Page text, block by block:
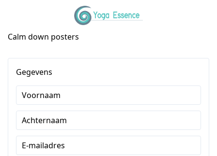
Calm down posters
Gegevens
Voornaam
Achternaam
E-mailadres